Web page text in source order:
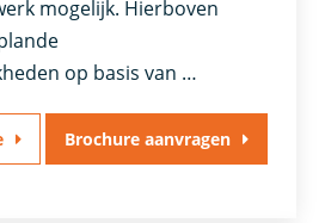
mogelijk. Hierboven
op basis van …
Brochure aanvragen